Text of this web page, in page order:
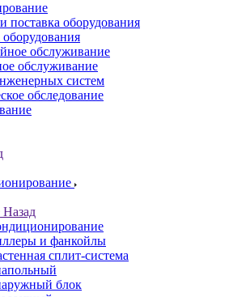
поставка оборудования
обслуживание
обслуживание
систем
обследование
Назад
и фанкойлы
сплит-система
блок